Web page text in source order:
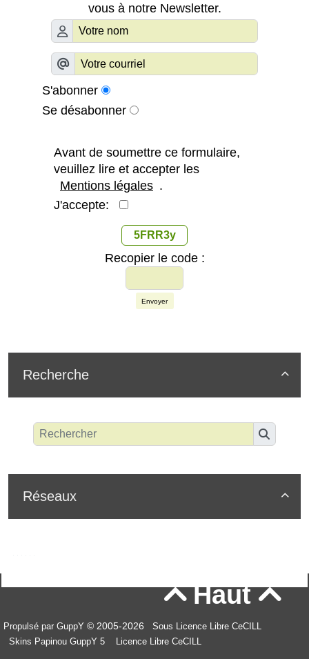
vous à notre Newsletter.
S'abonner
Se désabonner
Avant de soumettre ce formulaire,
veuillez lire et accepter les
Mentions légales .
J'accepte:
5FRR3y
Recopier le code :
Envoyer

Recherche

Réseaux
Haut
Propulsé par GuppY © 2005-2026
Sous Licence Libre CeCILL
Skins Papinou GuppY 5
Licence Libre CeCILL